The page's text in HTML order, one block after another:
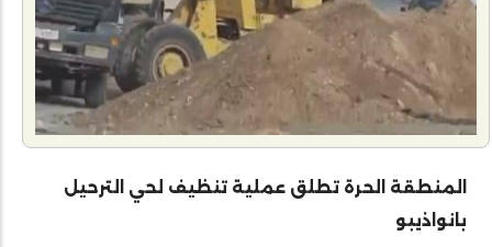
المنطقة الحرة تطلق عملية تنظيف لحي الترحيل
بانواذيبو